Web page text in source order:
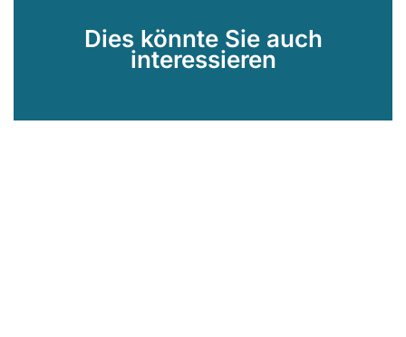
Dies könnte Sie auch
interessieren